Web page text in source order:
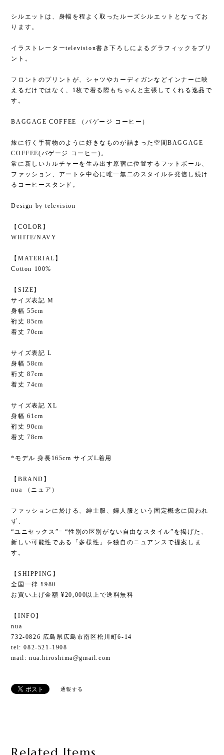
シルエットは、身幅を程よく取ったルーズシルエットとなってお
ります。
イラストレーターtelevision書き下ろしによるグラフィックをプリ
ント。
フロントのプリントが、シャツやカーディガンなどインナーに映
えるだけではなく、1枚で着る際もちゃんと主張してくれる逸品で
す。
BAGGAGE COFFEE （バゲージ コーヒー）
旅に行く手荷物のように好きなものが詰まった空間BAGGAGE
COFFEE(バゲージ コーヒー)。
常に新しいカルチャーを生み出す原宿に位置するフットボール、
ファッション、アートを中心に唯一無二のスタイルを発信し続け
るコーヒースタンド。
Design by television
【COLOR】
WHITE/NAVY
【MATERIAL】
Cotton 100%
【SIZE】
サイズ表記 M
身幅 55cm
裄丈 85cm
着丈 70cm
サイズ表記 L
身幅 58cm
裄丈 87cm
着丈 74cm
サイズ表記 XL
身幅 61cm
裄丈 90cm
着丈 78cm
*モデル 身長165cm サイズL着用
【BRAND】
nua （ニュア）
ファッションに於ける、紳士服、婦人服という固定概念に囚われ
ず、
“ユニセックス”= “性別の区別がない自由なスタイル”を掲げた、
新しい可能性である「多様性」を独自のニュアンスで提案しま
す。
【SHIPPING】
全国一律 ¥980
お買い上げ金額 ¥20,000以上で送料無料
【INFO】
nua
732-0826 広島県広島市南区松川町6-14
tel: 082-521-1908
mail: nua.hiroshima@gmail.com
通報する